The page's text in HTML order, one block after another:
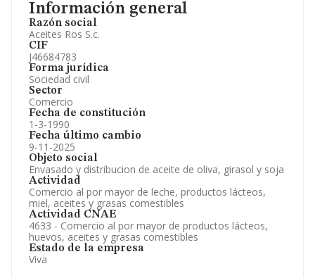
Información general
Razón social
Aceites Ros S.c.
CIF
J46684783
Forma jurídica
Sociedad civil
Sector
Comercio
Fecha de constitución
1-3-1990
Fecha último cambio
9-11-2025
Objeto social
Envasado y distribucion de aceite de oliva, girasol y soja
Actividad
Comercio al por mayor de leche, productos lácteos,
miel, aceites y grasas comestibles
Actividad CNAE
4633 - Comercio al por mayor de productos lácteos,
huevos, aceites y grasas comestibles
Estado de la empresa
Viva